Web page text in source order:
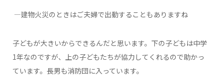
―建物火災のときはご夫婦で出動することもありますね
子どもが大きいからできるんだと思います。下の子どもは中学
1年なのですが、上の子どもたちが協力してくれるので助かっ
ています。長男も消防団に入っています。